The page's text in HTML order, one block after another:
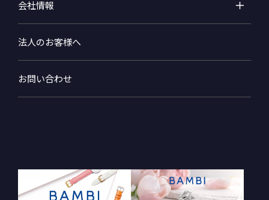
会社情報
法人のお客様へ
お問い合わせ